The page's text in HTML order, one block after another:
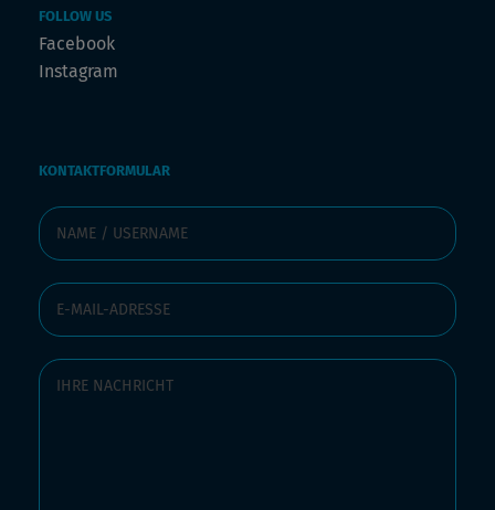
FOLLOW US
Facebook
Instagram
KONTAKTFORMULAR